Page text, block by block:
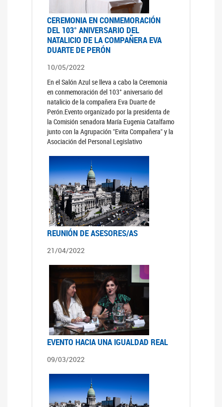
CEREMONIA EN CONMEMORACIÓN
DEL 103° ANIVERSARIO DEL
NATALICIO DE LA COMPAÑERA EVA
DUARTE DE PERÓN
10/05/2022
En el Salón Azul se lleva a cabo la Ceremonia
en conmemoración del 103° aniversario del
natalicio de la compañera Eva Duarte de
Perón.Evento organizado por la presidenta de
la Comisión senadora María Eugenia Catalfamo
junto con la Agrupación "Evita Compañera" y la
Asociación del Personal Legislativo
REUNIÓN DE ASESORES/AS
21/04/2022
EVENTO HACIA UNA IGUALDAD REAL
09/03/2022